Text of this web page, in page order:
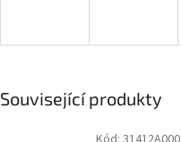
Související produkty